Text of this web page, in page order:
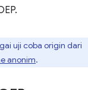
uji coba origin dari
anonim.